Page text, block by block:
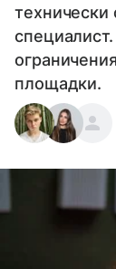
технически
площадки.